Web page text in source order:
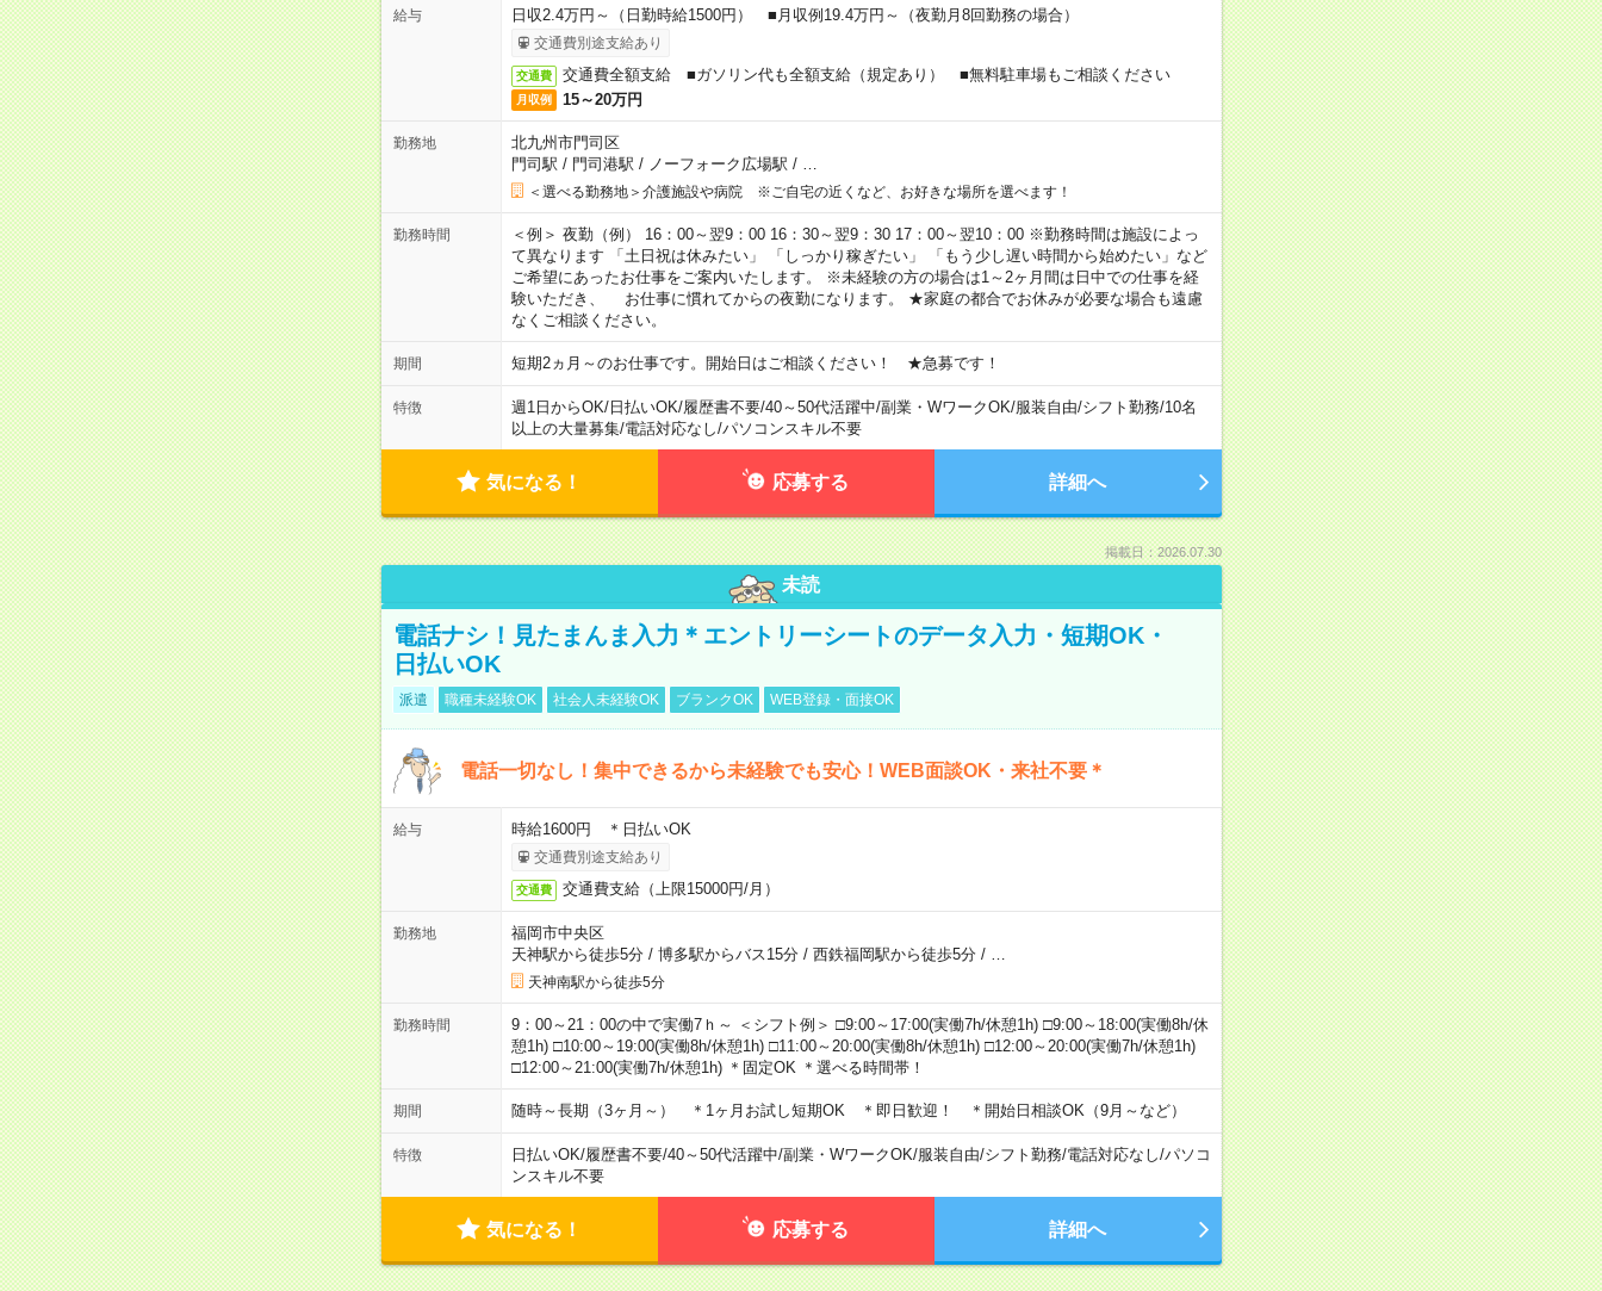
給与 日収2.4万円～（日勤時給1500円） ■月収例19.4万円～（夜勤月8回勤務の場合）
交通費別途支給あり
交通費 交通費全額支給 ■ガソリン代も全額支給（規定あり） ■無料駐車場もご相談ください
月収例 15～20万円
勤務地
北九州市門司区
門司駅 / 門司港駅 / ノーフォーク広場駅 / …
＜選べる勤務地＞介護施設や病院 ※ご自宅の近くなど、お好きな場所を選べます！
勤務時間
＜例＞ 夜勤（例） 16：00～翌9：00 16：30～翌9：30 17：00～翌10：00 ※勤務時間は施設によっ
て異なります 「土日祝は休みたい」 「しっかり稼ぎたい」 「もう少し遅い時間から始めたい」など
ご希望にあったお仕事をご案内いたします。 ※未経験の方の場合は1～2ヶ月間は日中での仕事を経
験いただき、 お仕事に慣れてからの夜勤になります。 ★家庭の都合でお休みが必要な場合も遠慮
なくご相談ください。
期間 短期2ヵ月～のお仕事です。開始日はご相談ください！ ★急募です！
特徴 週1日からOK/日払いOK/履歴書不要/40～50代活躍中/副業・WワークOK/服装自由/シフト勤務/10名
以上の大量募集/電話対応なし/パソコンスキル不要
気になる！ 応募する 詳細へ
掲載日：2026.07.30
未読
電話ナシ！見たまんま入力＊エントリーシートのデータ入力・短期OK・
日払いOK
派遣 職種未経験OK 社会人未経験OK ブランクOK WEB登録・面接OK
電話一切なし！集中できるから未経験でも安心！WEB面談OK・来社不要＊
給与 時給1600円 ＊日払いOK
交通費別途支給あり
交通費 交通費支給（上限15000円/月）
勤務地
福岡市中央区
天神駅から徒歩5分/ 博多駅からバス15分/ 西鉄福岡駅から徒歩5分/ …
天神南駅から徒歩5分
勤務時間
9：00～21：00の中で実働7ｈ～ ＜シフト例＞ □9:00～17:00(実働7h/休憩1h) □9:00～18:00(実働8h/休
憩1h) □10:00～19:00(実働8h/休憩1h) □11:00～20:00(実働8h/休憩1h) □12:00～20:00(実働7h/休憩1h)
□12:00～21:00(実働7h/休憩1h) ＊固定OK ＊選べる時間帯！
期間 随時～長期（3ヶ月～） ＊1ヶ月お試し短期OK ＊即日歓迎！ ＊開始日相談OK（9月～など）
特徴 日払いOK/履歴書不要/40～50代活躍中/副業・WワークOK/服装自由/シフト勤務/電話対応なし/パソコ
ンスキル不要
気になる！ 応募する 詳細へ